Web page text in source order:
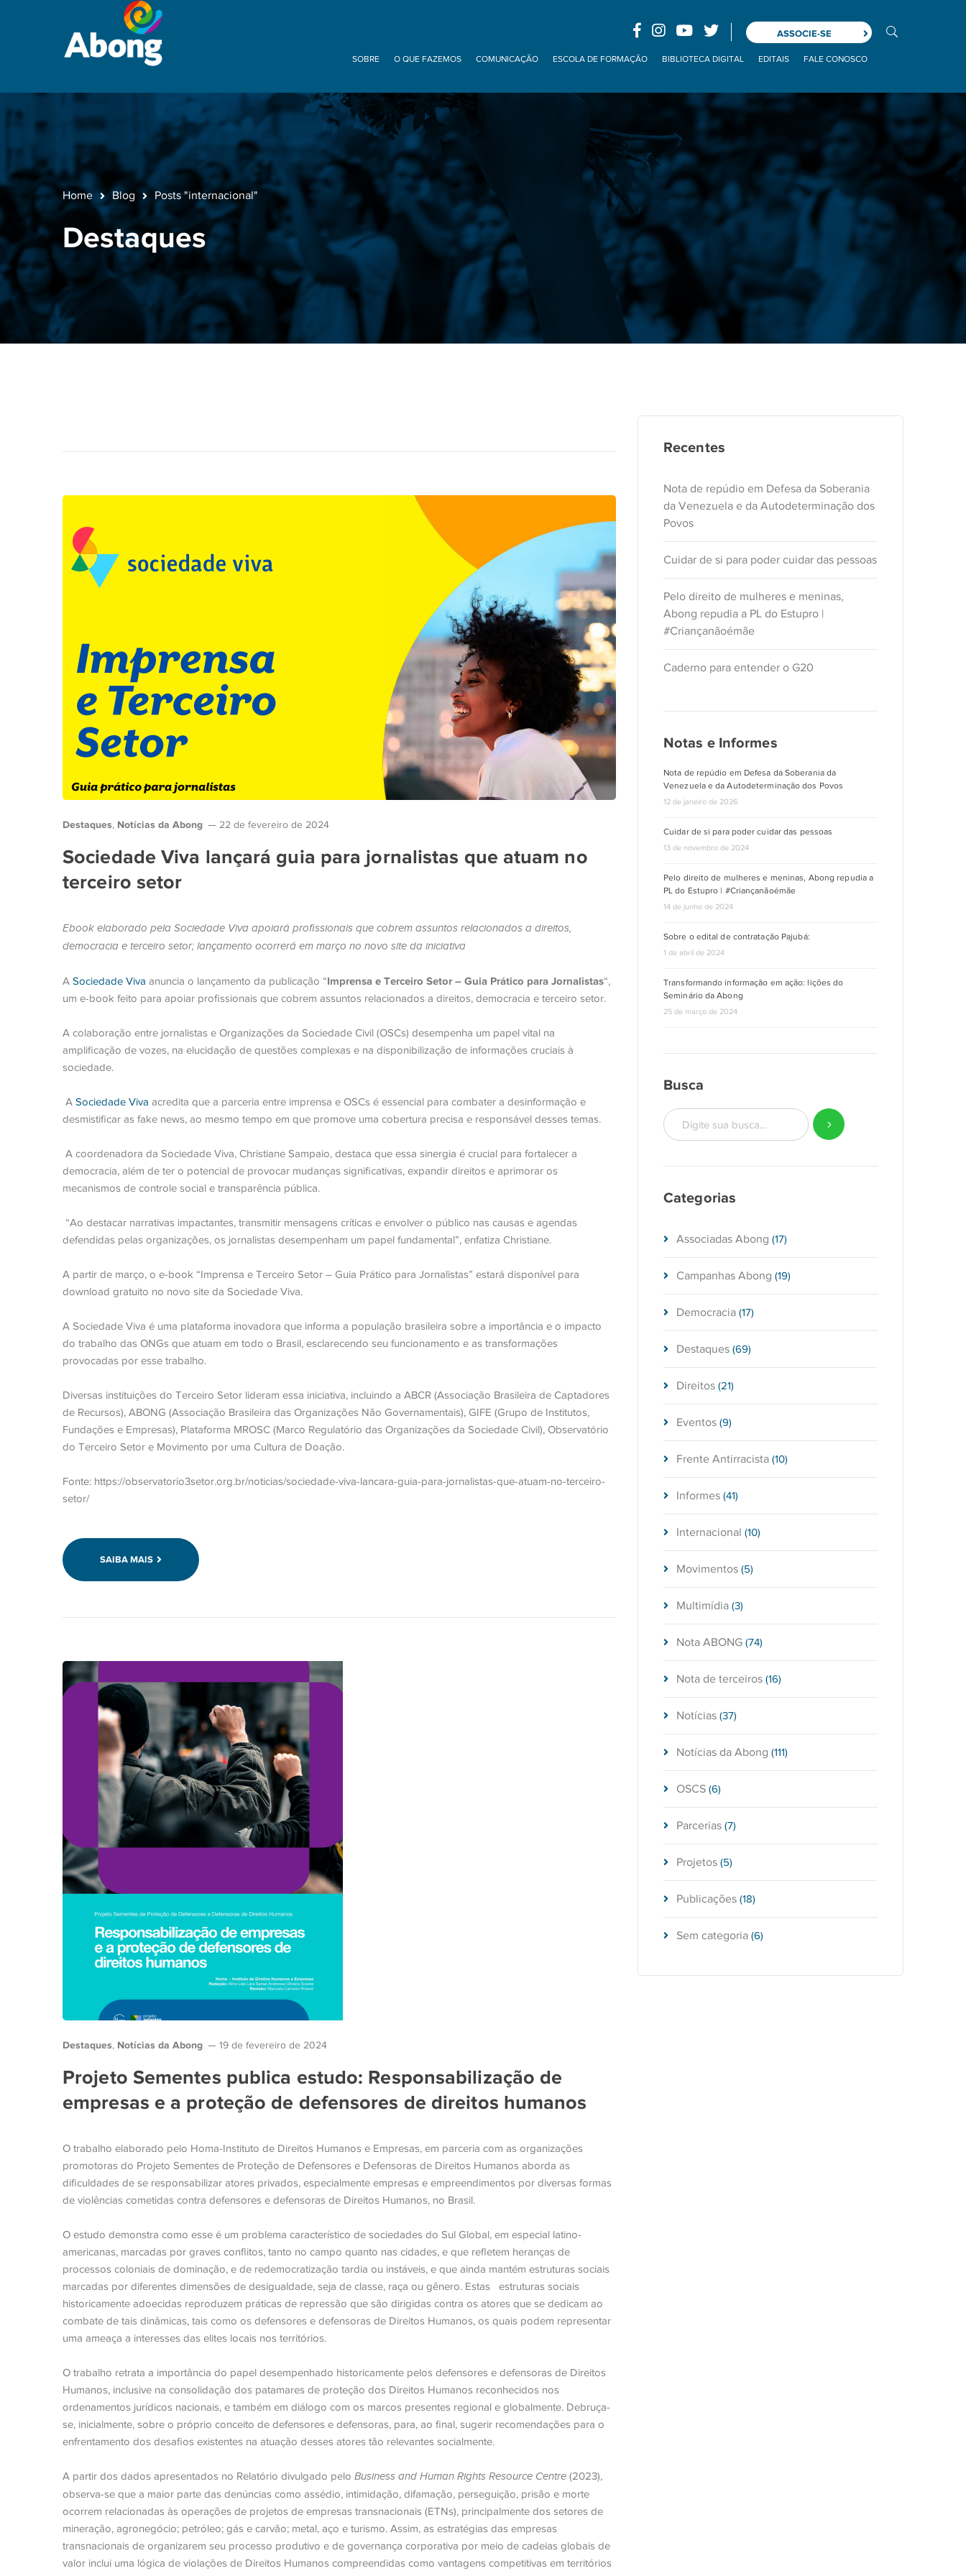
ASSOCIE-SE
SOBRE O QUE FAZEMOS COMUNICAÇÃO ESCOLA DE FORMAÇÃO BIBLIOTECA DIGITAL EDITAIS FALE CONOSCO
Home Blog Posts "internacional"
Destaques
Destaques, Notícias da Abong 22 de fevereiro de 2024
Sociedade Viva lançará guia para jornalistas que atuam no
terceiro setor
Ebook elaborado pela Sociedade Viva apoiará profissionais que cobrem assuntos relacionados a direitos,
democracia e terceiro setor; lançamento ocorrerá em março no novo site da iniciativa
A Sociedade Viva anuncia o lançamento da publicação “Imprensa e Terceiro Setor – Guia Prático para Jornalistas“,
um e-book feito para apoiar profissionais que cobrem assuntos relacionados a direitos, democracia e terceiro setor.
A colaboração entre jornalistas e Organizações da Sociedade Civil (OSCs) desempenha um papel vital na
amplificação de vozes, na elucidação de questões complexas e na disponibilização de informações cruciais à
sociedade.
A Sociedade Viva acredita que a parceria entre imprensa e OSCs é essencial para combater a desinformação e
desmistificar as fake news, ao mesmo tempo em que promove uma cobertura precisa e responsável desses temas.
A coordenadora da Sociedade Viva, Christiane Sampaio, destaca que essa sinergia é crucial para fortalecer a
democracia, além de ter o potencial de provocar mudanças significativas, expandir direitos e aprimorar os
mecanismos de controle social e transparência pública.
“Ao destacar narrativas impactantes, transmitir mensagens críticas e envolver o público nas causas e agendas
defendidas pelas organizações, os jornalistas desempenham um papel fundamental”, enfatiza Christiane.
A partir de março, o e-book “Imprensa e Terceiro Setor – Guia Prático para Jornalistas” estará disponível para
download gratuito no novo site da Sociedade Viva.
A Sociedade Viva é uma plataforma inovadora que informa a população brasileira sobre a importância e o impacto
do trabalho das ONGs que atuam em todo o Brasil, esclarecendo seu funcionamento e as transformações
provocadas por esse trabalho.
Diversas instituições do Terceiro Setor lideram essa iniciativa, incluindo a ABCR (Associação Brasileira de Captadores
de Recursos), ABONG (Associação Brasileira das Organizações Não Governamentais), GIFE (Grupo de Institutos,
Fundações e Empresas), Plataforma MROSC (Marco Regulatório das Organizações da Sociedade Civil), Observatório
do Terceiro Setor e Movimento por uma Cultura de Doação.
Fonte: https://observatorio3setor.org.br/noticias/sociedade-viva-lancara-guia-para-jornalistas-que-atuam-no-terceiro-
setor/
SAIBA MAIS
Destaques, Notícias da Abong 19 de fevereiro de 2024
Projeto Sementes publica estudo: Responsabilização de
empresas e a proteção de defensores de direitos humanos
O trabalho elaborado pelo Homa-Instituto de Direitos Humanos e Empresas, em parceria com as organizações
promotoras do Projeto Sementes de Proteção de Defensores e Defensoras de Direitos Humanos aborda as
dificuldades de se responsabilizar atores privados, especialmente empresas e empreendimentos por diversas formas
de violências cometidas contra defensores e defensoras de Direitos Humanos, no Brasil.
O estudo demonstra como esse é um problema característico de sociedades do Sul Global, em especial latino-
americanas, marcadas por graves conflitos, tanto no campo quanto nas cidades, e que refletem heranças de
processos coloniais de dominação, e de redemocratização tardia ou instáveis, e que ainda mantém estruturas sociais
marcadas por diferentes dimensões de desigualdade, seja de classe, raça ou gênero. Estas
estruturas sociais
historicamente adoecidas reproduzem práticas de repressão que são dirigidas contra os atores que se dedicam ao
combate de tais dinâmicas, tais como os defensores e defensoras de Direitos Humanos, os quais podem representar
uma ameaça a interesses das elites locais nos territórios.
O trabalho retrata a importância do papel desempenhado historicamente pelos defensores e defensoras de Direitos
Humanos, inclusive na consolidação dos patamares de proteção dos Direitos Humanos reconhecidos nos
ordenamentos jurídicos nacionais, e também em diálogo com os marcos presentes regional e globalmente. Debruça-
se, inicialmente, sobre o próprio conceito de defensores e defensoras, para, ao final, sugerir recomendações para o
enfrentamento dos desafios existentes na atuação desses atores tão relevantes socialmente.
A partir dos dados apresentados no Relatório divulgado pelo Business and Human Rights Resource Centre (2023),
observa-se que a maior parte das denúncias como assédio, intimidação, difamação, perseguição, prisão e morte
ocorrem relacionadas às operações de projetos de empresas transnacionais (ETNs), principalmente dos setores de
mineração, agronegócio; petróleo; gás e carvão; metal, aço e turismo. Assim, as estratégias das empresas
transnacionais de organizarem seu processo produtivo e de governança corporativa por meio de cadeias globais de
valor inclui uma lógica de violações de Direitos Humanos compreendidas como vantagens competitivas em territórios
Recentes
Nota de repúdio em Defesa da Soberania
da Venezuela e da Autodeterminação dos
Povos
Cuidar de si para poder cuidar das pessoas
Pelo direito de mulheres e meninas,
Abong repudia a PL do Estupro |
#Criançanãoémãe
Caderno para entender o G20
Notas e Informes
Nota de repúdio em Defesa da Soberania da
Venezuela e da Autodeterminação dos Povos
12 de janeiro de 2026
Cuidar de si para poder cuidar das pessoas
13 de novembro de 2024
Pelo direito de mulheres e meninas, Abong repudia a
PL do Estupro | #Criançanãoémãe
14 de junho de 2024
Sobre o edital de contratação Pajubá:
1 de abril de 2024
Transformando informação em ação: lições do
Seminário da Abong
25 de março de 2024
Busca
Categorias
Associadas Abong (17)
Campanhas Abong (19)
Democracia (17)
Destaques (69)
Direitos (21)
Eventos (9)
Frente Antirracista (10)
Informes (41)
Internacional (10)
Movimentos (5)
Multimídia (3)
Nota ABONG (74)
Nota de terceiros (16)
Notícias (37)
Notícias da Abong (111)
OSCS (6)
Parcerias (7)
Projetos (5)
Publicações (18)
Sem categoria (6)